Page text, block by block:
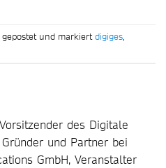
gepostet und markiertdigiges,
des Digitale
und Partner bei
GmbH, Veranstalter